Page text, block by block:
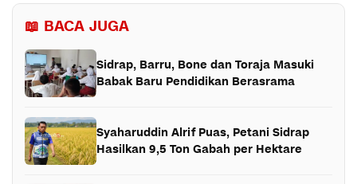
📖 BACA JUGA
Sidrap, Barru, Bone dan Toraja Masuki
Babak Baru Pendidikan Berasrama
Syaharuddin Alrif Puas, Petani Sidrap
Hasilkan 9,5 Ton Gabah per Hektare